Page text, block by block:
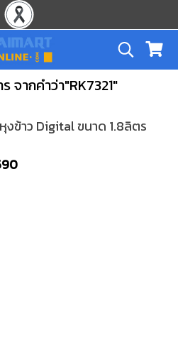
จากคำว่า"RK7321"
งข้าว Digital ขนาด 1.8ลิตร